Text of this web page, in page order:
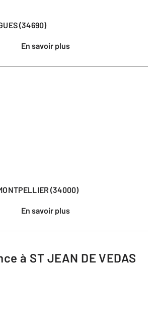
(34690)
En savoir plus
(34000)
En savoir plus
à ST JEAN DE VEDAS